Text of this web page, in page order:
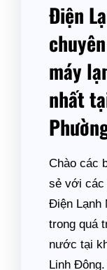
Điện
máy
nhất
Chào các
sẻ với các
Điện Lạnh
trong quá
nước tại
Linh